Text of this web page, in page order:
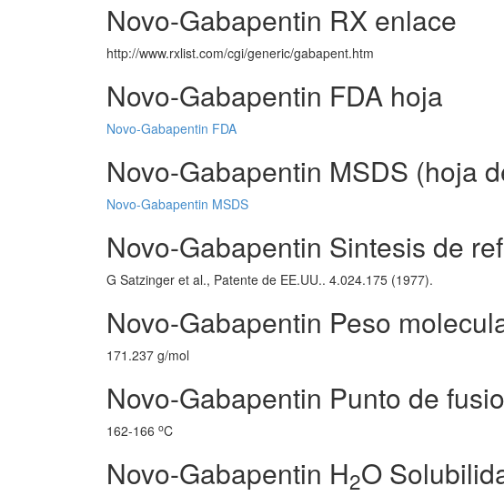
Novo-Gabapentin RX enlace
http://www.rxlist.com/cgi/generic/gabapent.htm
Novo-Gabapentin FDA hoja
Novo-Gabapentin FDA
Novo-Gabapentin MSDS (hoja
Novo-Gabapentin MSDS
Novo-Gabapentin Sintesis de
G Satzinger et al., Patente de EE.UU.. 4.024.175 (1977).
Novo-Gabapentin Peso
171.237 g/mol
Novo-Gabapentin Punto de
162-166 oC
Novo-Gabapentin H2O